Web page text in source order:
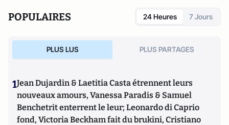
POPULAIRES 24 Heures 7 Jours
PLUS LUS PLUS PARTAGES
1Jean Dujardin & Laetitia Casta étrennent leurs
nouveaux amours, Vanessa Paradis & Samuel
Benchetrit enterrent le leur; Leonardo di Caprio
fond, Victoria Beckham fait du brukini, Cristiano